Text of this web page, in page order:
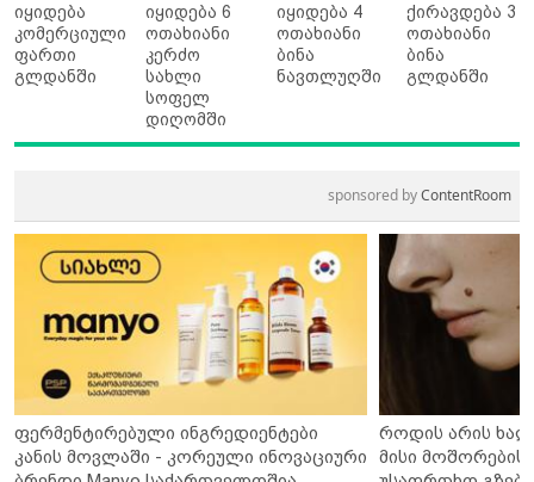
იყიდება
კომერციული
ფართი
გლდანში
იყიდება 6
ოთახიანი
კერძო
სახლი
სოფელ
დიღომში
იყიდება 4
ოთახიანი
ბინა
ნავთლუღში
ქირავდება 3
ოთახიანი
ბინა
გლდანში
sponsored byContentRoom
ფერმენტირებული ინგრედიენტები
კანის მოვლაში - კორეული ინოვაციური
როდის არის
მისი მოშორების